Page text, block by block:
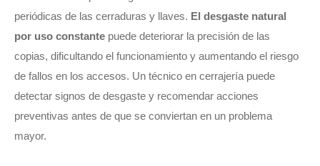
periódicas de las cerraduras y llaves. El desgaste natural
por uso constante puede deteriorar la precisión de las
copias, dificultando el funcionamiento y aumentando el riesgo
de fallos en los accesos. Un técnico en cerrajería puede
detectar signos de desgaste y recomendar acciones
preventivas antes de que se conviertan en un problema
mayor.